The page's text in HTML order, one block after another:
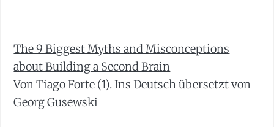
The 9 Biggest Myths and Misconceptions
about Building a Second Brain
Von Tiago Forte (1). Ins Deutsch übersetzt von
Georg Gusewski